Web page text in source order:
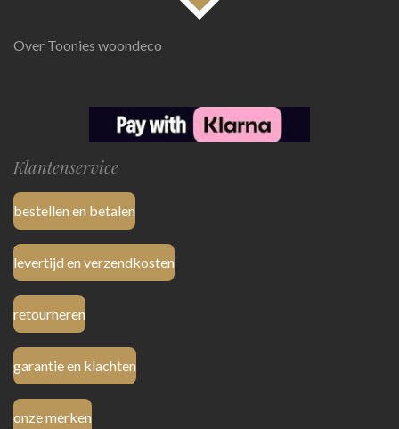
Over Toonies woondeco
Klantenservice
bestellen en betalen
levertijd en verzendkosten
retourneren
garantie en klachten
onze merken